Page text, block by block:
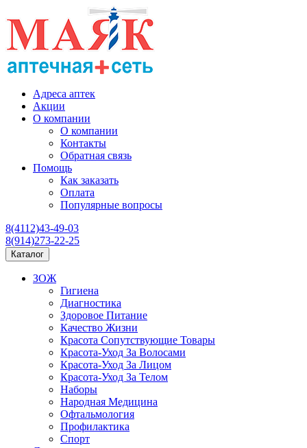
Адреса аптек
Акции
О компании
О компании
Контакты
Обратная связь
Помощь
Как заказать
Оплата
Популярные вопросы
8(4112)43-49-03
8(914)273-22-25
Каталог
ЗОЖ
Гигиена
Диагностика
Здоровое Питание
Качество Жизни
Красота Сопутствующие Товары
Красота-Уход За Волосами
Красота-Уход За Лицом
Красота-Уход За Телом
Наборы
Народная Медицина
Офтальмология
Профилактика
Спорт